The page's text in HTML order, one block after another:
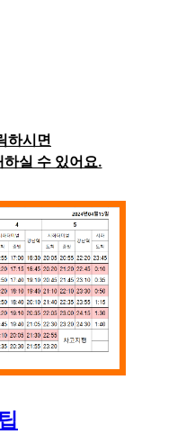
하시면
실 수 있어요.